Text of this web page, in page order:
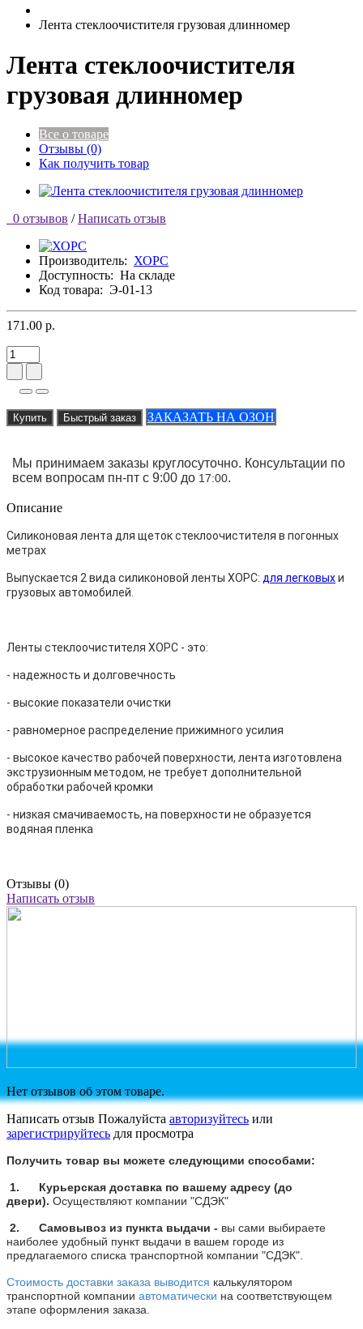
Лента стеклоочистителя грузовая длинномер
Лента стеклоочистителя
грузовая длинномер
Все о товаре
Отзывы (0)
Как получить товар
0 отзывов / Написать отзыв
Производитель: ХОРС
Доступность: На складе
Код товара: Э-01-13
171.00 р.
Купить Быстрый заказ ЗАКАЗАТЬ НА ОЗОН
Мы принимаем заказы круглосуточно. Консультации по
всем вопросам пн-пт с 9:00 до 17:00.
Описание
Силиконовая лента для щеток стеклоочистителя в погонных
метрах
Выпускается 2 вида силиконовой ленты ХОРС: для легковыхи
грузовых автомобилей.
Ленты стеклоочистителя ХОРС - это:
- надежность и долговечность
- высокие показатели очистки
- равномерное распределение прижимного усилия
- высокое качество рабочей поверхности, лента изготовлена
экструзионным методом, не требует дополнительной
обработки рабочей кромки
- низкая смачиваемость, на поверхности не образуется
водяная пленка
Отзывы (0)
Написать отзыв
Нет отзывов об этом товаре.
Написать отзыв Пожалуйста авторизуйтесь или
зарегистрируйтесь для просмотра
Получить товар вы можете следующими способами:
1. Курьерская доставка по вашему адресу (до
двери). Осуществляют компании "СДЭК"
2. Самовывоз из пункта выдачи - вы сами выбираете
наиболее удобный пункт выдачи в вашем городе из
предлагаемого списка транспортной компании "СДЭК".
Стоимость доставки заказа выводится калькулятором
транспортной компании автоматически на соответствующем
этапе оформления заказа.